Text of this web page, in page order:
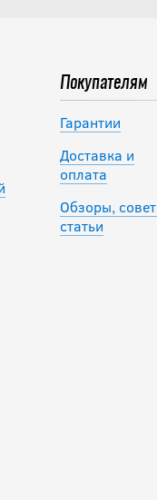
Покупателям
Гарантии
Доставка и
оплата
Обзоры,
статьи